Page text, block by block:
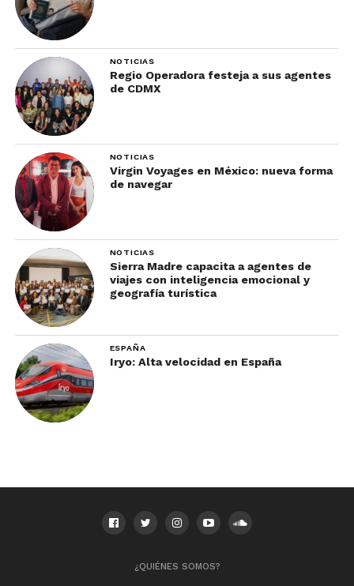
música
paisaje urbano
ambiente sureño
tradición estadounidense
Una experiencia relajada y visualmente
inolvidable.
3)Vivir la música en vivo
La música no es entretenimiento secundario en
Nueva Orleans.
Es parte de la vida cotidiana.
Jazz, blues, soul y brass bands aparecen
NOTICIAS
Regio Operadora festeja a sus agentes
de CDMX
NOTICIAS
Virgin Voyages en México: nueva forma
de navegar
NOTICIAS
Sierra Madre capacita a agentes de
viajes con inteligencia emocional y
geografía turística
ESPAÑA
Iryo: Alta velocidad en España
¿QUIÉNES SOMOS?